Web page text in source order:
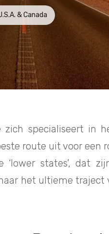
& Canada
zich specialiseert in
route uit voor een
states’, dat
het ultieme traject